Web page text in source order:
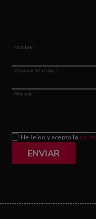
Nombre*
Vídeo en YouTube*
Mensaje
He leído y acepto la
ENVIAR